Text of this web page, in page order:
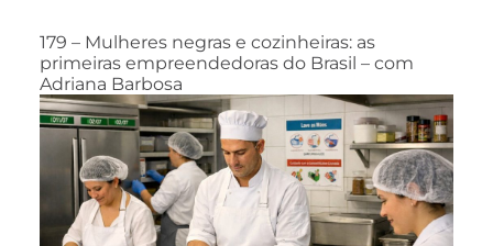
179 – Mulheres negras e cozinheiras: as
primeiras empreendedoras do Brasil – com
Adriana Barbosa